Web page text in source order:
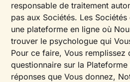
responsable de traitement
pas aux Sociétés. Les
une plateforme en ligne où
trouver le psychologue qui
Pour ce faire, Vous remplissez
questionnaire sur la
réponses que Vous donnez,